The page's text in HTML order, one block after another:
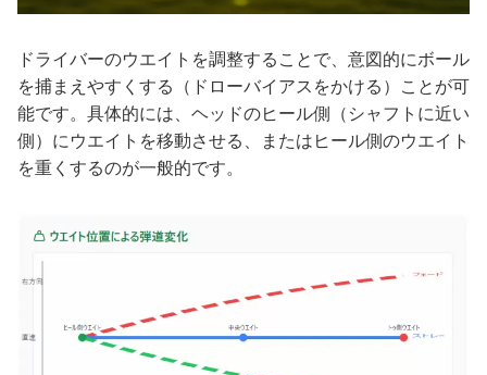
ドライバーのウエイトを調整することで、意図的にボール
を捕まえやすくする（ドローバイアスをかける）ことが可
能です。具体的には、ヘッドのヒール側（シャフトに近い
側）にウエイトを移動させる、またはヒール側のウエイト
を重くするのが一般的です。